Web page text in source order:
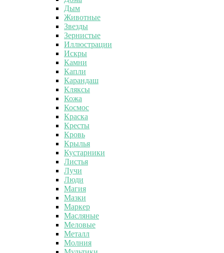
Дым
Животные
Звезды
Зернистые
Иллюстрации
Искры
Камни
Капли
Карандаш
Кляксы
Кожа
Космос
Краска
Кресты
Кровь
Крылья
Кустарники
Листья
Лучи
Люди
Магия
Мазки
Маркер
Масляные
Меловые
Металл
Молния